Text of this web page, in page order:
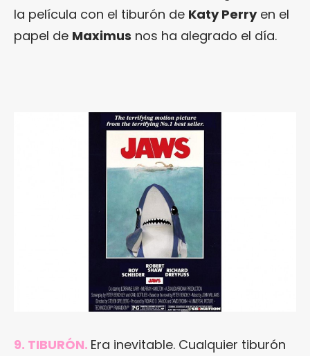
la película con el tiburón de Katy Perryen el
papel de Maximus nos ha alegrado el día.
9. TIBURÓN. Era inevitable. Cualquier tiburón